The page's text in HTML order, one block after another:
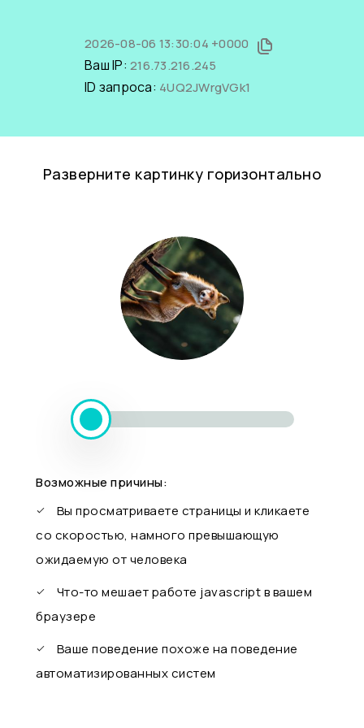
2026-08-06 13:30:04 +0000
Ваш IP: 216.73.216.245
ID запроса: 4UQ2JWrgVGk1
Разверните картинку горизонтально
Возможные причины:
Вы просматриваете страницы и кликаете
со скоростью, намного превышающую
ожидаемую от человека
Что-то мешает работе javascript в вашем
браузере
Ваше поведение похоже на поведение
автоматизированных систем